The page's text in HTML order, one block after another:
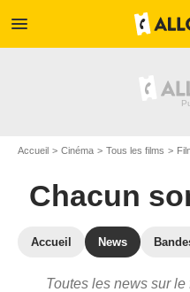
menu
Accueil Cinéma Tous les films
Chacun
Accueil News
Toutes les news sur